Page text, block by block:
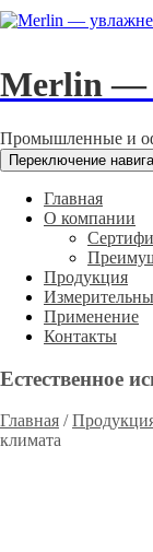
Merlin —
Промышленные и
Переключение
Главная
О компании
Продукция
Применение
Контакты
Естественное
Главная /
климата